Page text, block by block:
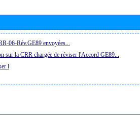
06-Rév.GE89 envoyées...
sur la CRR chargée de réviser l'Accord GE89...
l